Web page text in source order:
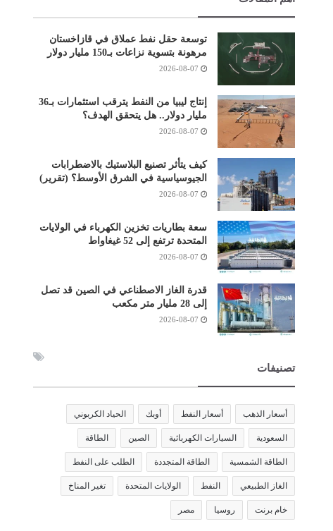
توسعة حقل نفط عملاق في قازاخستان
مرهونة بتسوية نزاعات بـ150 مليار دولار
2026-08-07
إنتاج ليبيا من النفط يترقب استثمارات بـ36
مليار دولار.. هل يتحقق الهدف؟
2026-08-07
كيف يتأثر تصنيع البلاستيك بالاضطرابات
الجيوسياسية في الشرق الأوسط؟ (تقرير)
2026-08-07
سعة بطاريات تخزين الكهرباء في الولايات
المتحدة ترتفع إلى 52 غيغاواط
2026-08-07
قدرة الغاز الاصطناعي في الصين قد تصل
إلى 28 مليار متر مكعب
2026-08-07
تصنيفات
أسعار الذهب أسعار النفط أوبك الحياد الكربوني
السعودية السيارات الكهربائية الصين الطاقة
الطاقة الشمسية الطاقة المتجددة الطلب على النفط
الغاز الطبيعي النفط الولايات المتحدة تغير المناخ
خام برنت روسيا مصر